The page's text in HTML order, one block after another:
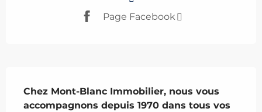
Page Facebook
Chez Mont-Blanc Immobilier, nous vous
accompagnons depuis 1970 dans tous vos